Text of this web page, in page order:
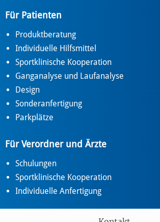
Für Patienten
Produktberatung
Individuelle Hilfsmittel
Sportklinische Kooperation
Ganganalyse und Laufanalyse
Design
Sonderanfertigung
Parkplätze
Für Verordner und Ärzte
Schulungen
Sportklinische Kooperation
Individuelle Anfertigung